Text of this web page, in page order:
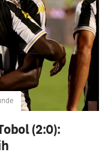
(2:0):